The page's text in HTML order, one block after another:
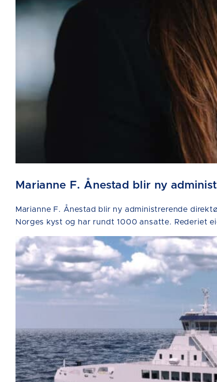
Marianne F. Ånestad blir ny
Marianne F. Ånestad blir ny administrerende
Norges kyst og har rundt 1000 ansatte. Rederiet